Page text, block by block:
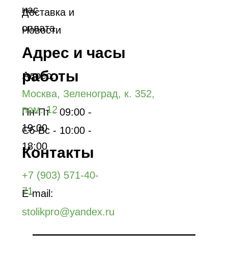
E-mail:
+7 (903) 571-40-
71
Пн-Пт - 09:00 -
19:00
Сб-Вс - 10:00 -
18:00
Адрес:
Доставка и
оплата
Новости
нас
Контакты
Адрес и часы
работы
stolikpro@yandex.ru
Москва, Зеленоград, к. 352,
пом. 12